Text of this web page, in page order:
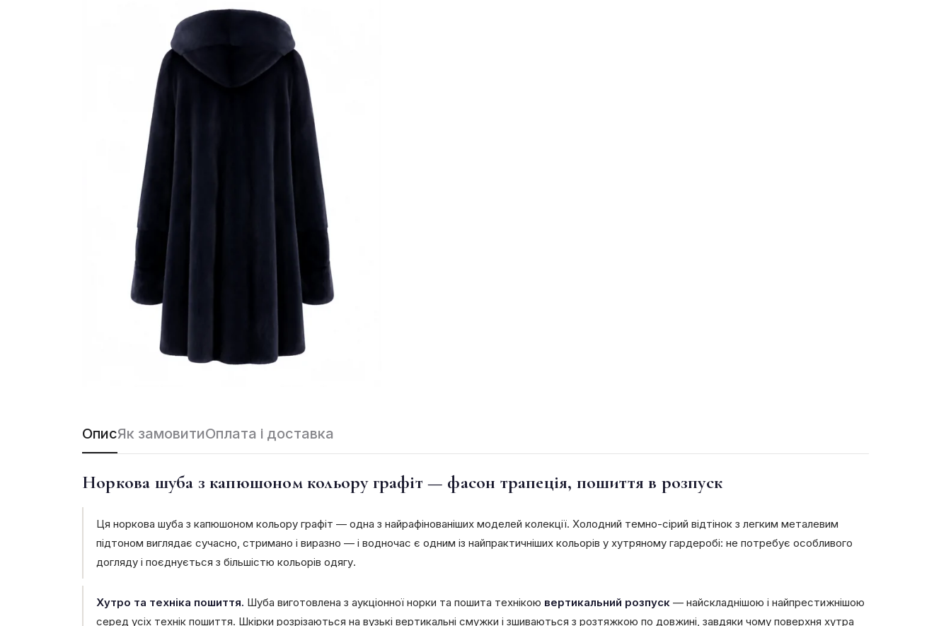
ОписЯк замовитиОплата і доставка
Норкова шуба з капюшоном кольору графіт — фасон трапеція, пошиття в розпуск
Ця норкова шуба з капюшоном кольору графіт — одна з найрафінованіших моделей колекції. Холодний темно-сірий відтінок з легким металевим
підтоном виглядає сучасно, стримано і виразно — і водночас є одним із найпрактичніших кольорів у хутряному гардеробі: не потребує особливого
догляду і поєднується з більшістю кольорів одягу.
Хутро та техніка пошиття. Шуба виготовлена з аукціонної норки та пошита технікою вертикальний розпуск — найскладнішою і найпрестижнішою
серед усіх технік пошиття. Шкірки розрізаються на вузькі вертикальні смужки і зшиваються з розтяжкою по довжині, завдяки чому поверхня хутра